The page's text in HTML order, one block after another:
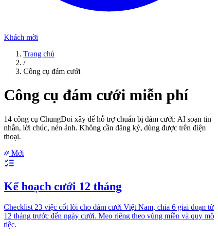
Khách mời
Trang chủ
/
Công cụ đám cưới
Công cụ đám cưới miễn phí
14 công cụ ChungDoi xây để hỗ trợ chuẩn bị đám cưới: AI soạn tin
nhắn, lời chúc, nén ảnh. Không cần đăng ký, dùng được trên điện
thoại.
Mới
Kế hoạch cưới 12 tháng
Checklist 23 việc cốt lõi cho đám cưới Việt Nam, chia 6 giai đoạn từ
12 tháng trước đến ngày cưới. Mẹo riêng theo vùng miền và quy mô
tiệc.